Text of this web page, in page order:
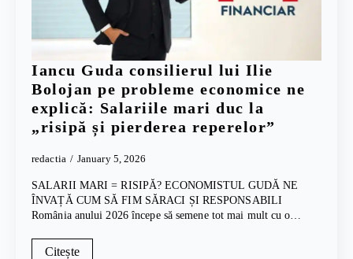
Iancu Guda consilierul lui Ilie
Bolojan pe probleme economice ne
explică: Salariile mari duc la
„risipă și pierderea reperelor”
redactia January 5, 2026
SALARII MARI = RISIPĂ? ECONOMISTUL GUDĂ NE
ÎNVAȚĂ CUM SĂ FIM SĂRACI ȘI RESPONSABILI
România anului 2026 începe să semene tot mai mult cu o…
Citește